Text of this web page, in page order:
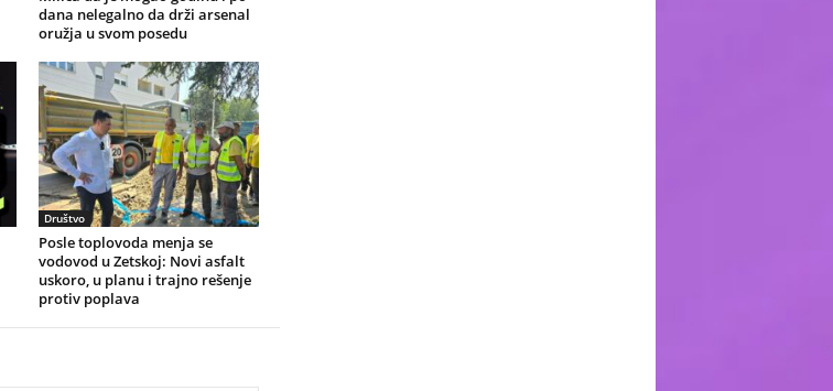
dana nelegalno da drži arsenal
oružja u svom posedu
Društvo
Posle toplovoda menja se
vodovod u Zetskoj: Novi asfalt
uskoro, u planu i trajno rešenje
protiv poplava